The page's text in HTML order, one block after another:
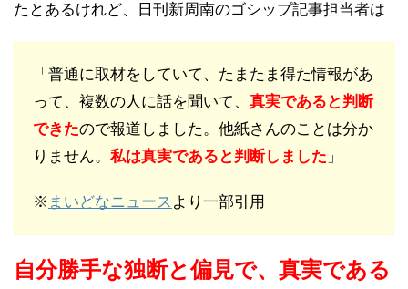
たとあるけれど、日刊新周南のゴシップ記事担当者は
「普通に取材をしていて、たまたま得た情報があ
って、複数の人に話を聞いて、 真実であると判断
できたので報道しました。他紙さんのことは分か
りません。 私は真実であると判断しました 」
※ まいどなニュース より一部引用
自分勝手な独断と偏見で、真実である